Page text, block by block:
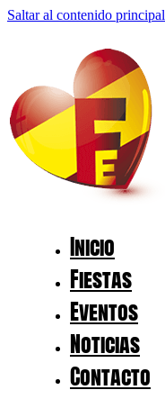
Saltar al contenido principal
Inicio
Fiestas
Eventos
Noticias
Contacto